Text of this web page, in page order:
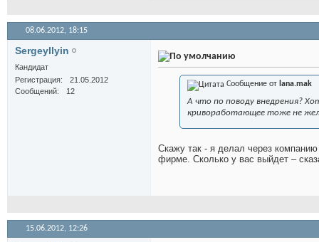
08.06.2012, 18:15
SergeyIlyin
Кандидат
Регистрация
21.05.2012
Сообщений
12
Сообщение от lana.mak
А что по поводу внедрения?
кривоработающее тоже не
Скажу так - я делал через
фирме. Сколько у вас выйдет –
15.06.2012, 12:26